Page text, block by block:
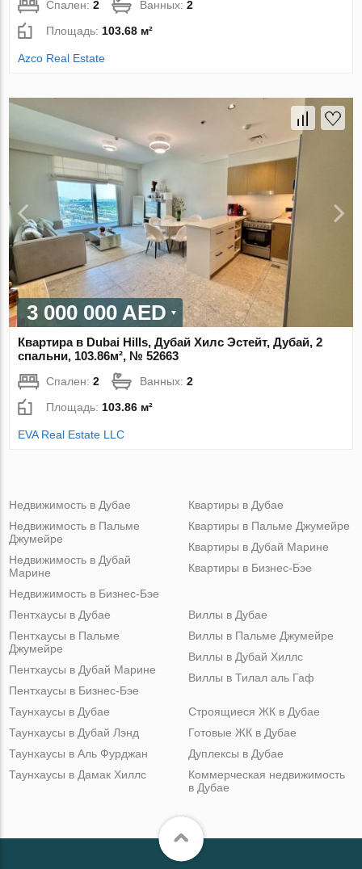
Спален:2 Ванных:2
Площадь: 103.68 м²
Azco Real Estate
3 000 000 AED
Квартира в Dubai Hills, Дубай Хилс Эстейт, Дубай, 2
спальни, 103.86м², № 52663
Спален:2 Ванных:2
Площадь: 103.86 м²
EVA Real Estate LLC
Недвижимость в Дубае
Недвижимость в Пальме
Джумейре
Недвижимость в Дубай
Марине
Недвижимость в Бизнес-Бэе
Квартиры в Дубае
Квартиры в Пальме Джумейре
Квартиры в Дубай Марине
Квартиры в Бизнес-Бэе
Пентхаусы в Дубае
Пентхаусы в Пальме
Джумейре
Пентхаусы в Дубай Марине
Пентхаусы в Бизнес-Бэе
Виллы в Дубае
Виллы в Пальме Джумейре
Виллы в Дубай Хиллс
Виллы в Тилал аль Гаф
Таунхаусы в Дубае
Таунхаусы в Дубай Лэнд
Таунхаусы в Аль Фурджан
Таунхаусы в Дамак Хиллс
Строящиеся ЖК в Дубае
Готовые ЖК в Дубае
Дуплексы в Дубае
Коммерческая недвижимость
в Дубае